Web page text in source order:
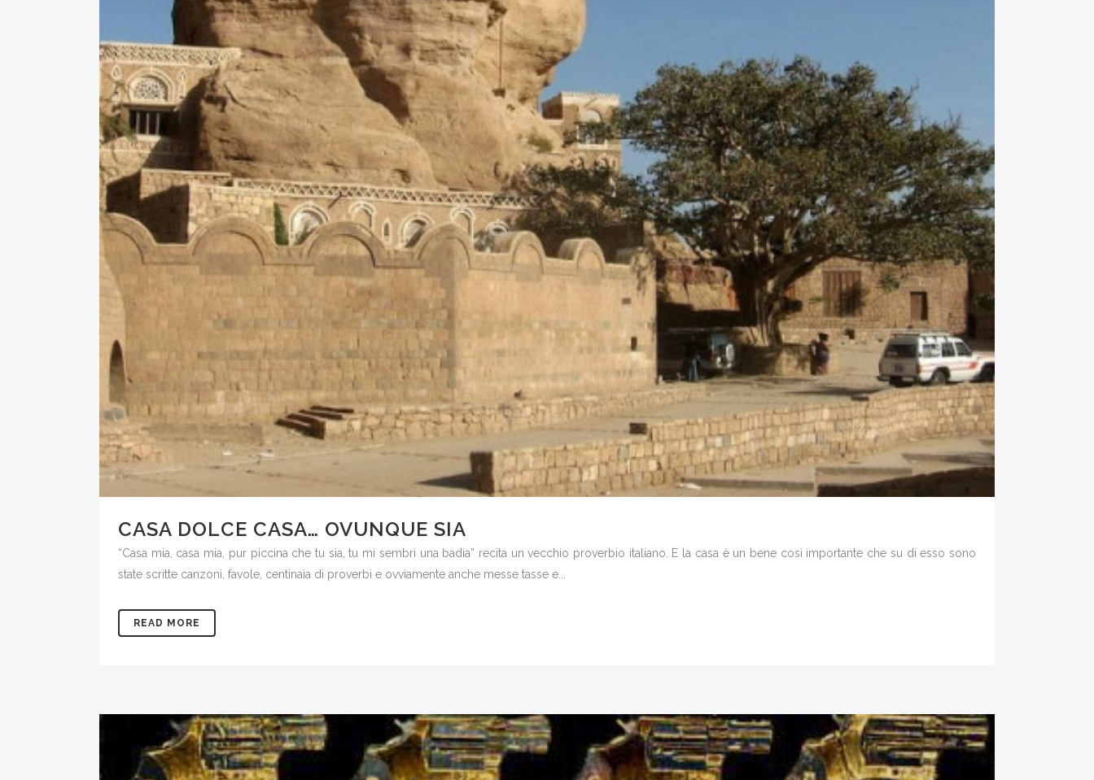
CASA DOLCE CASA… OVUNQUE SIA
“Casa mia, casa mia, pur piccina che tu sia, tu mi sembri una badia” recita un vecchio proverbio italiano. E la casa è un bene così importante che su di esso sono
state scritte canzoni, favole, centinaia di proverbi e ovviamente anche messe tasse e...
READ MORE